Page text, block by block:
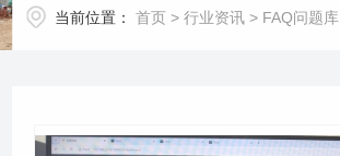
当前位置： 首页 >行业资讯 > FAQ问题库